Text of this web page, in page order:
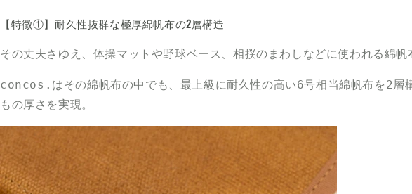
【特徴①】耐久性抜群な極厚綿帆布の2層構造
その丈夫さゆえ、体操マットや野球ベース、相撲のまわしなどに使われる綿帆
concos.はその綿帆布の中でも、最上級に耐久性の高い6号相当綿帆布を2層
もの厚さを実現。